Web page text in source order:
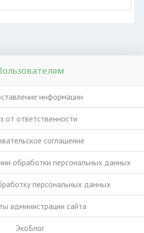
информации
от ответственности
соглашение
обработки персональных данных
персональных данных
администрации сайта
ЭкоБлог